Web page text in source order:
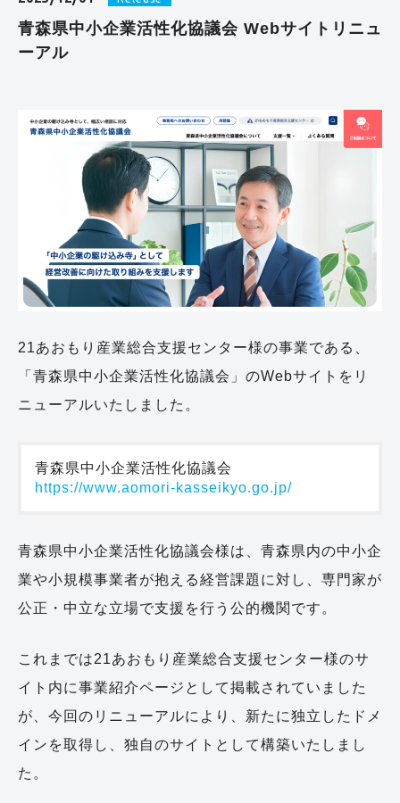
青森県中小企業活性化協議会 Webサイトリニュ
ーアル
21あおもり産業総合支援センター様の事業である、
「青森県中小企業活性化協議会」のWebサイトをリ
ニューアルいたしました。
青森県中小企業活性化協議会
https://www.aomori-kasseikyo.go.jp/
青森県中小企業活性化協議会様は、青森県内の中小企
業や小規模事業者が抱える経営課題に対し、専門家が
公正・中立な立場で支援を行う公的機関です。
これまでは21あおもり産業総合支援センター様のサ
イト内に事業紹介ページとして掲載されていました
が、今回のリニューアルにより、新たに独立したドメ
インを取得し、独自のサイトとして構築いたしまし
た。